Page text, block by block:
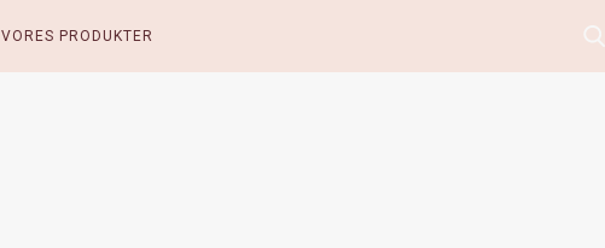
VORES PRODUKTER